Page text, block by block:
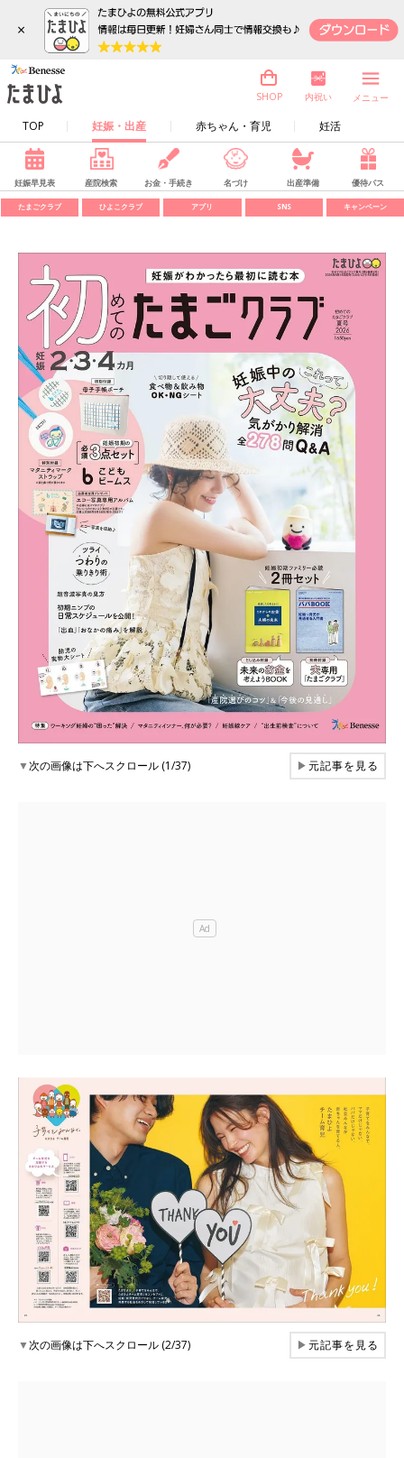
×
TOP 妊娠・出産 赤ちゃん・育児 妊活
SHOP 内祝い メニュー
妊娠早見表 産院検索 お金・手続き 名づけ 出産準備 優待パス
たまごクラブ ひよこクラブ アプリ SNS キャンペーン
▼次の画像は下へスクロール (1/37) ▶元記事を見る
▼次の画像は下へスクロール (2/37) ▶元記事を見る